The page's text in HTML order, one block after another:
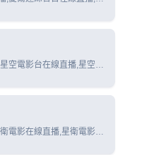
空電影台在線直播,星空電
電影在線直播,星衛電影在